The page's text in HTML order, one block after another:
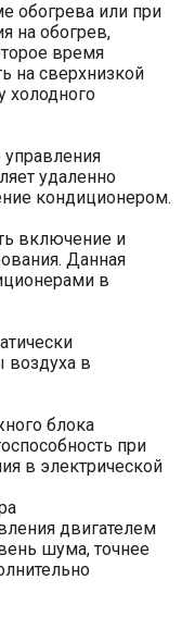
обогрева или при
на обогрев,
время
на сверхнизкой
холодного
удаленно
кондиционером.
включение и
Данная
в
воздуха в
блока
при
в электрической
двигателем
шума, точнее